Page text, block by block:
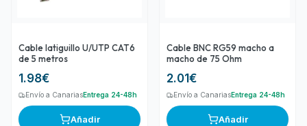
Cable latiguillo U/UTP CAT6
de 5 metros
1.98€
Envío a CanariasEntrega 24-48h
Añadir
Cable BNC RG59 macho a
macho de 75 Ohm
2.01€
Envío a CanariasEntrega 24-48h
Añadir